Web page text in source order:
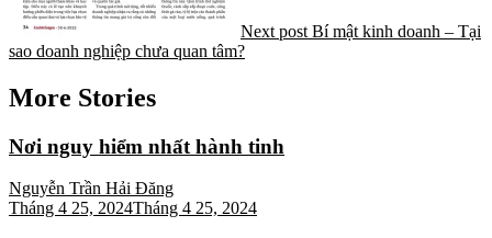
Next post Bí mật kinh doanh – Tại
sao doanh nghiệp chưa quan tâm?
More Stories
Nơi nguy hiểm nhất hành tinh
Nguyễn Trần Hải Đăng
Tháng 4 25, 2024Tháng 4 25, 2024